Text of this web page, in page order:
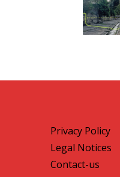
Privacy Policy
Legal Notices
Contact-us